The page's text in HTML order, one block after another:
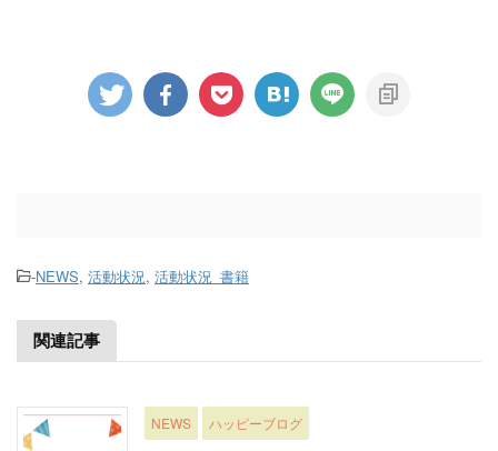
-NEWS, 活動状況, 活動状況_書籍
関連記事
NEWS ハッピーブログ